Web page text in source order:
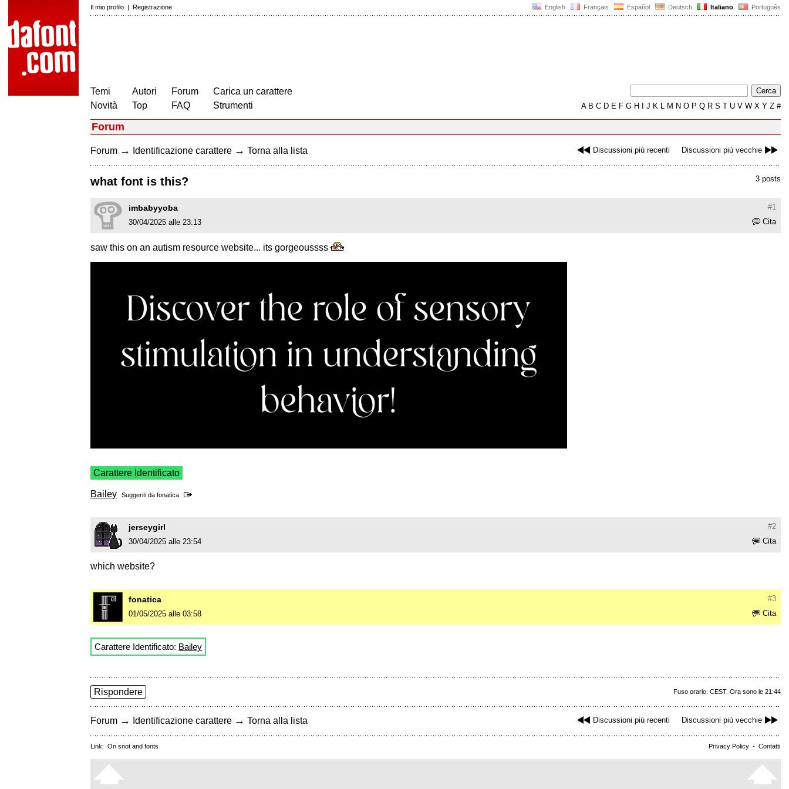
English Français Español Deutsch Italiano Português
Il mio profilo | Registrazione
Temi
Novità
Autori
Top
Forum
FAQ
Carica un carattere
Strumenti
AB C D E F G H J K L M N O P Q R S T U V W X Y Z #
Forum
Discussioni più recenti Discussioni più vecchie
Forum → Identificazione carattere → Torna alla lista
3 posts
what font is this?
#1
imbabyyoba
Cita
30/04/2025 alle 23:13
saw this on an autism resource website... its gorgeoussss
Carattere Identificato
Bailey Suggeriti da fonatica
#2
jerseygirl
Cita
30/04/2025 alle 23:54
which website?
#3
fonatica
Cita
01/05/2025 alle 03:58
Carattere Identificato: Bailey
Fuso orario: CEST. Ora sono le 21:44
Rispondere
Discussioni più recenti Discussioni più vecchie
Forum → Identificazione carattere → Torna alla lista
Privacy Policy - Contatti
Link: On snot and fonts